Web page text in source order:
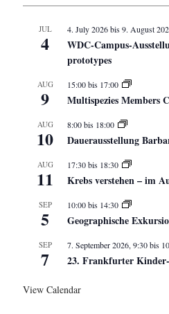
JUL
4
4. July 2026bis9. August
WDC-Campus-
prototypes
AUG
9
15:00bis 17:00
Multispezies Members
AUG
10
8:00bis 18:00
Dauerausstellung
AUG
11
17:30bis 18:30
Krebs verstehen – im
SEP
5
10:00bis 14:30
Geographische
SEP
7
7. September 2026, 9:30bis
23. Frankfurter
View Calendar